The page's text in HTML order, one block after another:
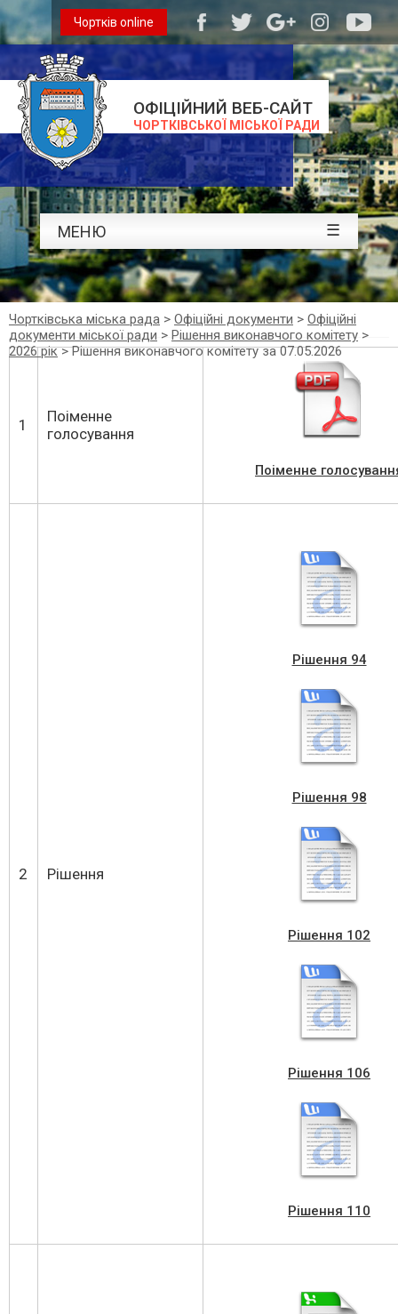
ОФІЦІЙНИЙ ВЕБ-САЙТ
ЧОРТКІВСЬКОЇ МІСЬКОЇ РАДИ
Чортків online
МЕНЮ ☰
Чортківська міська рада > Офіційні документи > Офіційні
документи міської ради > Рішення виконавчого комітету >
2026 рік>Рішення виконавчого комітету за 07.05.2026
1
Поіменне
голосування
Поіменне
2 Рішення
Рішення 94
Рішення 98
Рішення 102
Рішення 106
Рішення 110